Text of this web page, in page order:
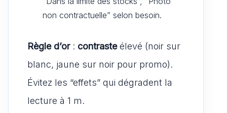
non contractuelle” selon besoin.
Règle d’or: contrasteélevé (noir sur
blanc, jaune sur noir pour promo).
Évitez les “effets” qui dégradent la
lecture à 1 m.